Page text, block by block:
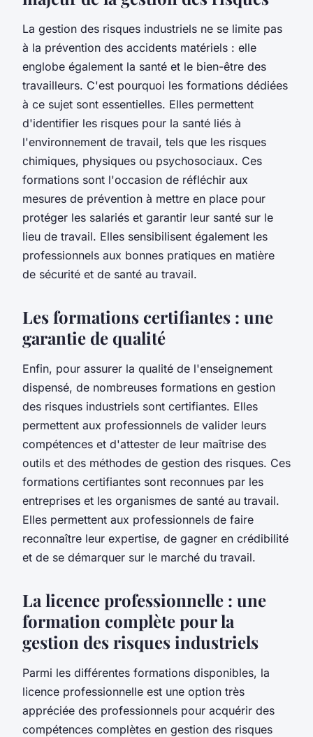
La gestion des risques industriels ne se limite pas
à la prévention des accidents matériels : elle
englobe également la santé et le bien-être des
travailleurs. C'est pourquoi les formations dédiées
à ce sujet sont essentielles. Elles permettent
d'identifier les risques pour la santé liés à
l'environnement de travail, tels que les risques
chimiques, physiques ou psychosociaux. Ces
formations sont l'occasion de réfléchir aux
mesures de prévention à mettre en place pour
protéger les salariés et garantir leur santé sur le
lieu de travail. Elles sensibilisent également les
professionnels aux bonnes pratiques en matière
de sécurité et de santé au travail.
Les formations certifiantes : une
garantie de qualité
Enfin, pour assurer la qualité de l'enseignement
dispensé, de nombreuses formations en gestion
des risques industriels sont certifiantes. Elles
permettent aux professionnels de valider leurs
compétences et d'attester de leur maîtrise des
outils et des méthodes de gestion des risques. Ces
formations certifiantes sont reconnues par les
entreprises et les organismes de santé au travail.
Elles permettent aux professionnels de faire
reconnaître leur expertise, de gagner en crédibilité
et de se démarquer sur le marché du travail.
La licence professionnelle : une
formation complète pour la
gestion des risques industriels
Parmi les différentes formations disponibles, la
licence professionnelle est une option très
appréciée des professionnels pour acquérir des
compétences complètes en gestion des risques